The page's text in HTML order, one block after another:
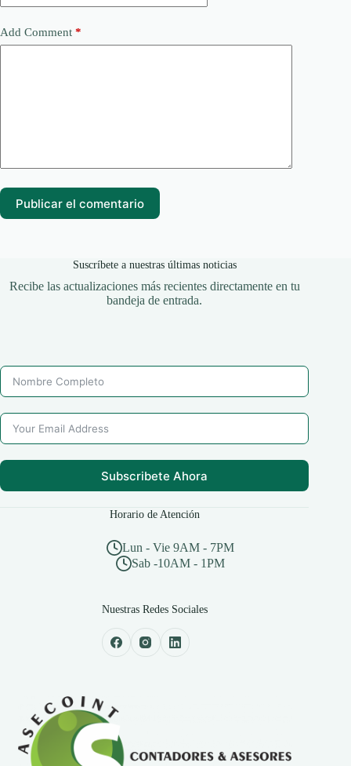
Add Comment *
Publicar el comentario
Suscríbete a nuestras últimas noticias
Recibe las actualizaciones más recientes directamente en tu
bandeja de entrada.
Subscribete Ahora
Horario de Atención
Lun - Vie 9AM - 7PM
Sab -10AM - 1PM
Nuestras Redes Sociales